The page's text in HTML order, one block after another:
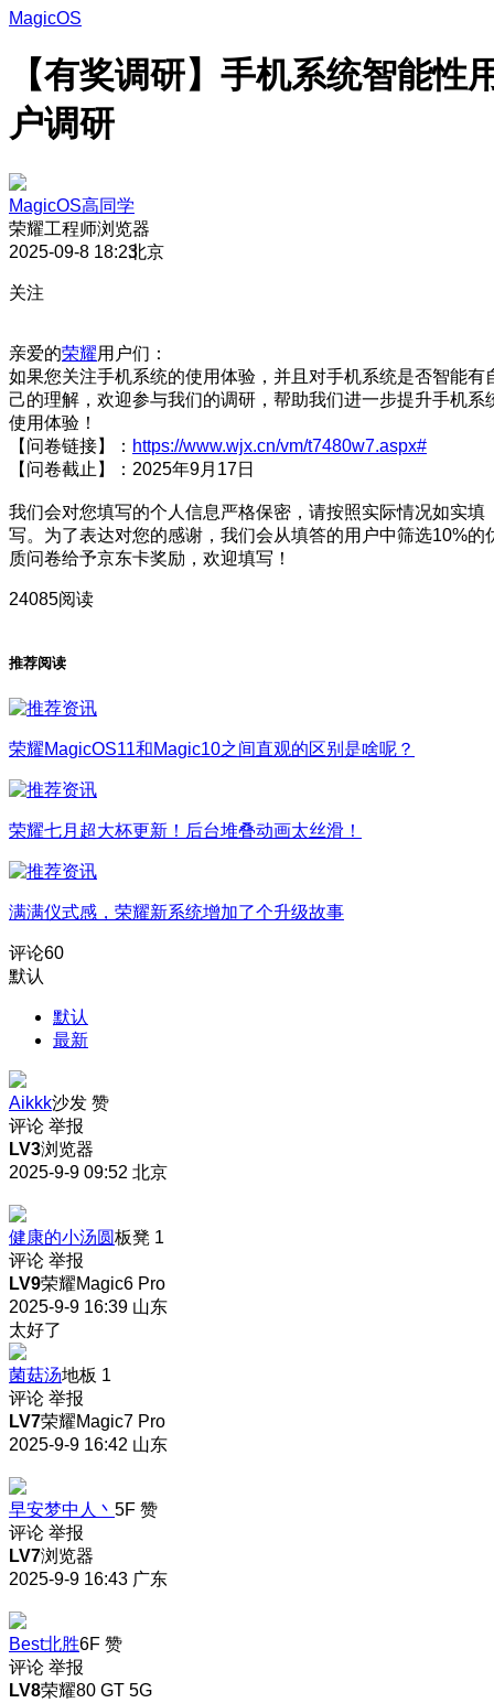
MagicOS
【有奖调研】手机系统智能性
户调研
MagicOS高同学
荣耀工程师浏览器
2025-09-8 18:23北京
关注
亲爱的荣耀用户们：
如果您关注手机系统的使用体验，并且对手机系统是否智能有
己的理解，欢迎参与我们的调研，帮助我们进一步提升手机系
使用体验！
【问卷链接】： https://www.wjx.cn/vm/t7480w7.aspx#
【问卷截止】：2025年9月17日
我们会对您填写的个人信息严格保密，请按照实际情况如实填
写。为了表达对您的感谢，我们会从填答的用户中筛选10%的
质问卷给予京东卡奖励，欢迎填写！
24085阅读
推荐阅读
荣耀MagicOS11和Magic10之间直观的区别是啥呢？
荣耀七月超大杯更新！后台堆叠动画太丝滑！
满满仪式感，荣耀新系统增加了个升级故事
评论60
默认
默认
最新
Aikkk沙发 赞
评论 举报
LV3浏览器
2025-9-9 09:52 北京
健康的小汤圆板凳 1
评论 举报
LV9荣耀Magic6 Pro
2025-9-9 16:39 山东
太好了
菌菇汤地板 1
评论 举报
LV7荣耀Magic7 Pro
2025-9-9 16:42 山东
早安梦中人丶 5F 赞
评论 举报
LV7浏览器
2025-9-9 16:43 广东
Best北胜6F 赞
评论 举报
LV8荣耀80 GT 5G